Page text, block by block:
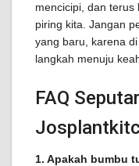
mencicipi, dan terus
piring kita. Jangan
yang baru, karena
langkah menuju
FAQ
1. Apakah bumbu